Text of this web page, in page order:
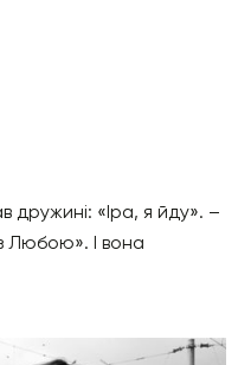
дружині: «Іра, я йду». –
Любою». І вона